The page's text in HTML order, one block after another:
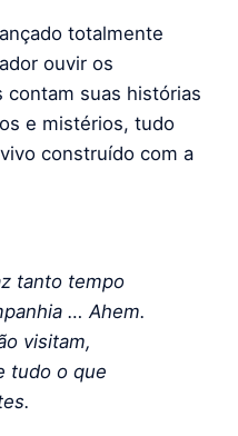
totalmente
ouvir os
contam suas histórias
e mistérios, tudo
construído com a
tanto tempo
… Ahem.
visitam,
tudo o que